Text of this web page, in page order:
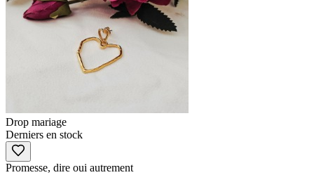
Drop mariage
Derniers en stock
Promesse, dire oui autrement